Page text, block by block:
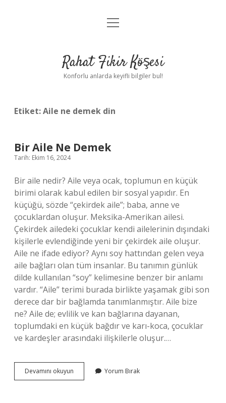
Anasayfa
Yasal Uyarı
menüyü
Rahat Fikir Köşesi
Konforlu anlarda keyifli bilgiler bul!
Etiket:Aile ne demek din
Bir Aile Ne Demek
Tarih: Ekim 16, 2024
Bir aile nedir? Aile veya ocak, toplumun en küçük
birimi olarak kabul edilen bir sosyal yapıdır. En
küçüğü, sözde “çekirdek aile”; baba, anne ve
çocuklardan oluşur. Meksika-Amerikan ailesi.
Çekirdek ailedeki çocuklar kendi ailelerinin dışındaki
kişilerle evlendiğinde yeni bir çekirdek aile oluşur.
Aile ne ifade ediyor? Aynı soy hattından gelen veya
aile bağları olan tüm insanlar. Bu tanımın günlük
dilde kullanılan “soy” kelimesine benzer bir anlamı
vardır. “Aile” terimi burada birlikte yaşamak gibi son
derece dar bir bağlamda tanımlanmıştır. Aile bize
ne? Aile de; evlilik ve kan bağlarına dayanan,
toplumdaki en küçük bağdır ve karı-koca, çocuklar
ve kardeşler arasındaki ilişkilerle oluşur.…
Devamını okuyun
Aile
Yorum Bırak